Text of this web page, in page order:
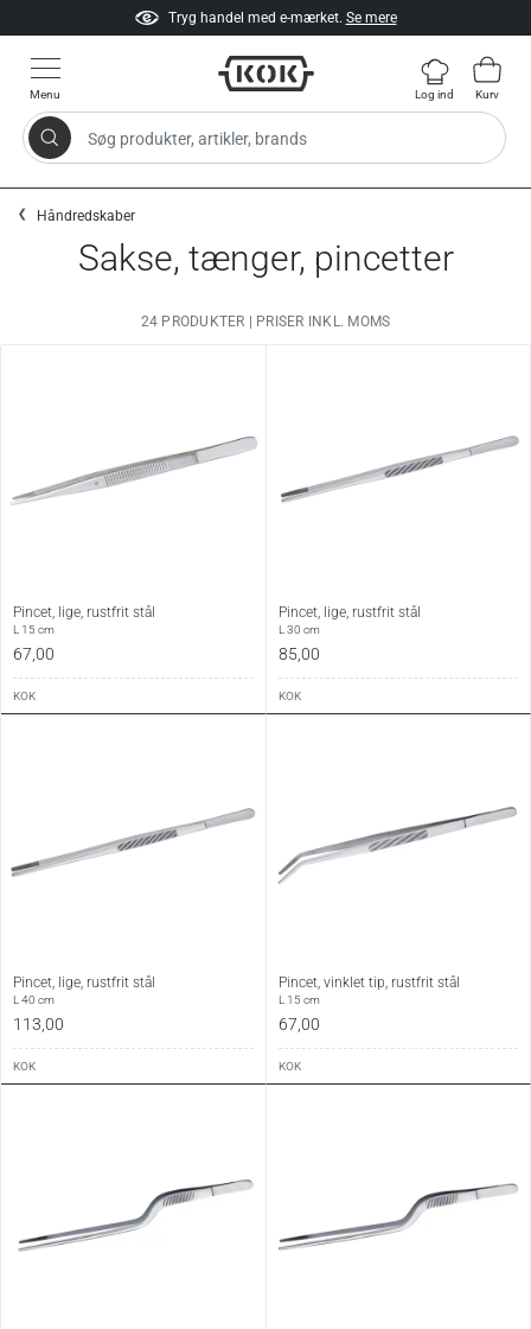
Tryg handel med e-mærket. Se mere
Menu
Søg produkter, artikler, brands
Log ind Kurv
Håndredskaber
Sakse, tænger, pincetter
24 PRODUKTER | PRISER INKL. MOMS
Pincet, lige, rustfrit stål
L 15 cm
67,00
KOK
Pincet, lige, rustfrit stål
L 30 cm
85,00
KOK
Pincet, lige, rustfrit stål
L 40 cm
113,00
KOK
Pincet, vinklet tip, rustfrit stål
L 15 cm
67,00
KOK